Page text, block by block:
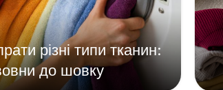
різні типи тканин:
до шовку